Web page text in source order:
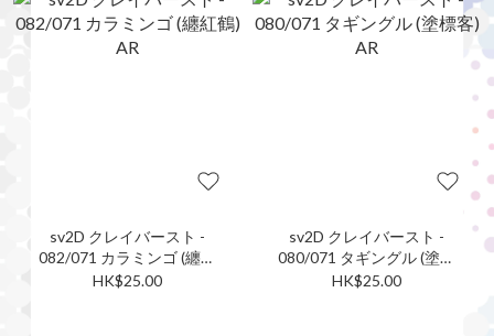
sv2D クレイバースト -
082/071 カラミンゴ (纏紅
鶴) AR
HK$25.00
sv2D クレイバースト -
080/071 タギングル (塗標
客) AR
HK$25.00